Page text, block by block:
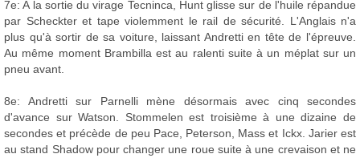
7e: A la sortie du virage Tecninca, Hunt glisse sur de l'huile répandue
par Scheckter et tape violemment le rail de sécurité. L'Anglais n'a
plus qu'à sortir de sa voiture, laissant Andretti en tête de l'épreuve.
Au même moment Brambilla est au ralenti suite à un méplat sur un
pneu avant.
8e: Andretti sur Parnelli mène désormais avec cinq secondes
d'avance sur Watson. Stommelen est troisième à une dizaine de
secondes et précède de peu Pace, Peterson, Mass et Ickx. Jarier est
au stand Shadow pour changer une roue suite à une crevaison et ne